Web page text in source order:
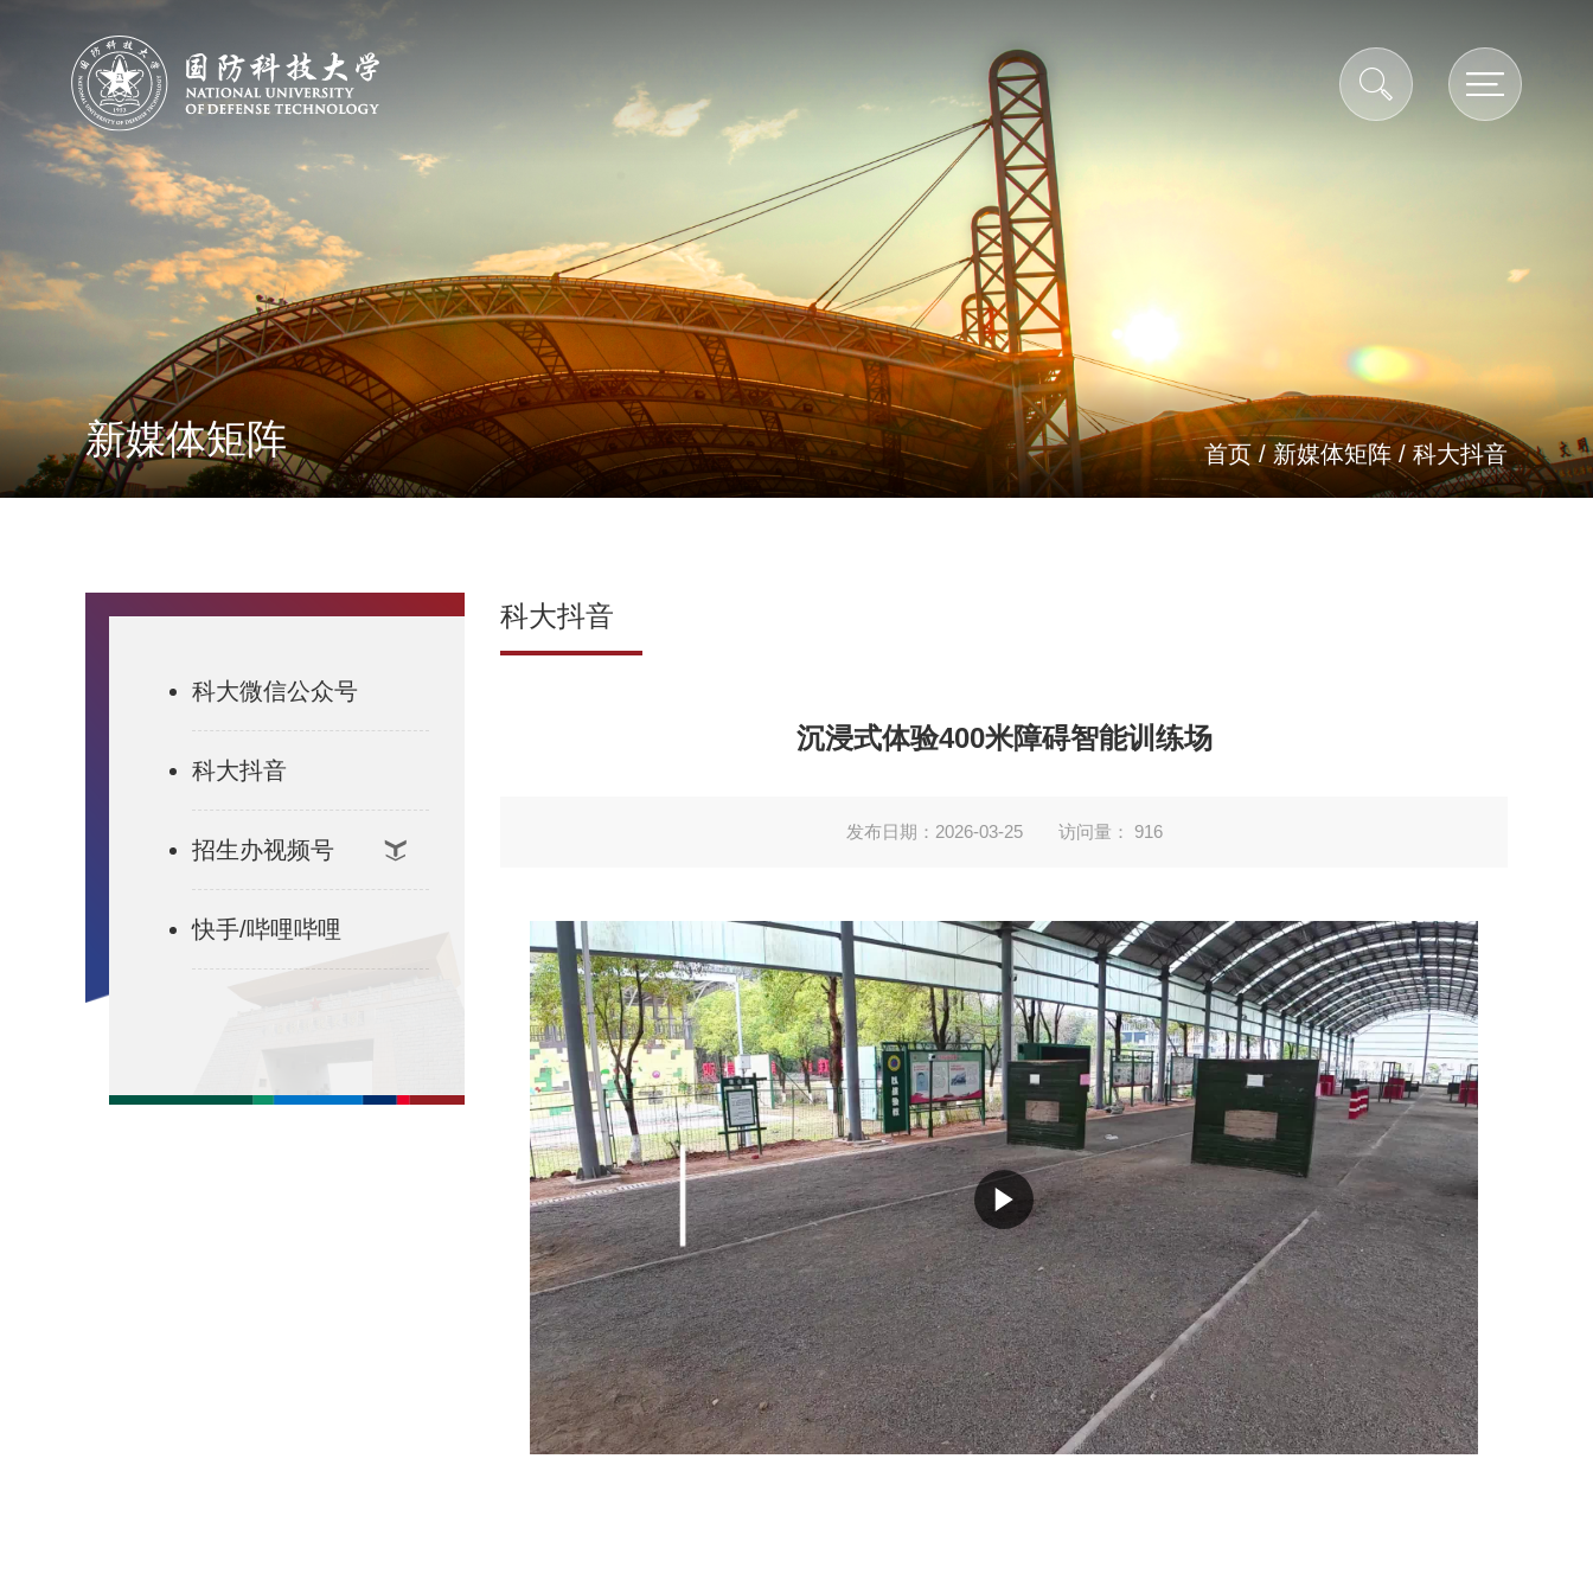
新媒体矩阵 首页/ 新媒体矩阵/科大抖音
科大微信公众号
科大抖音
招生办视频号
快手/哔哩哔哩
科大抖音
沉浸式体验400米障碍智能训练场
发布日期：2026-03-25 访问量： 916